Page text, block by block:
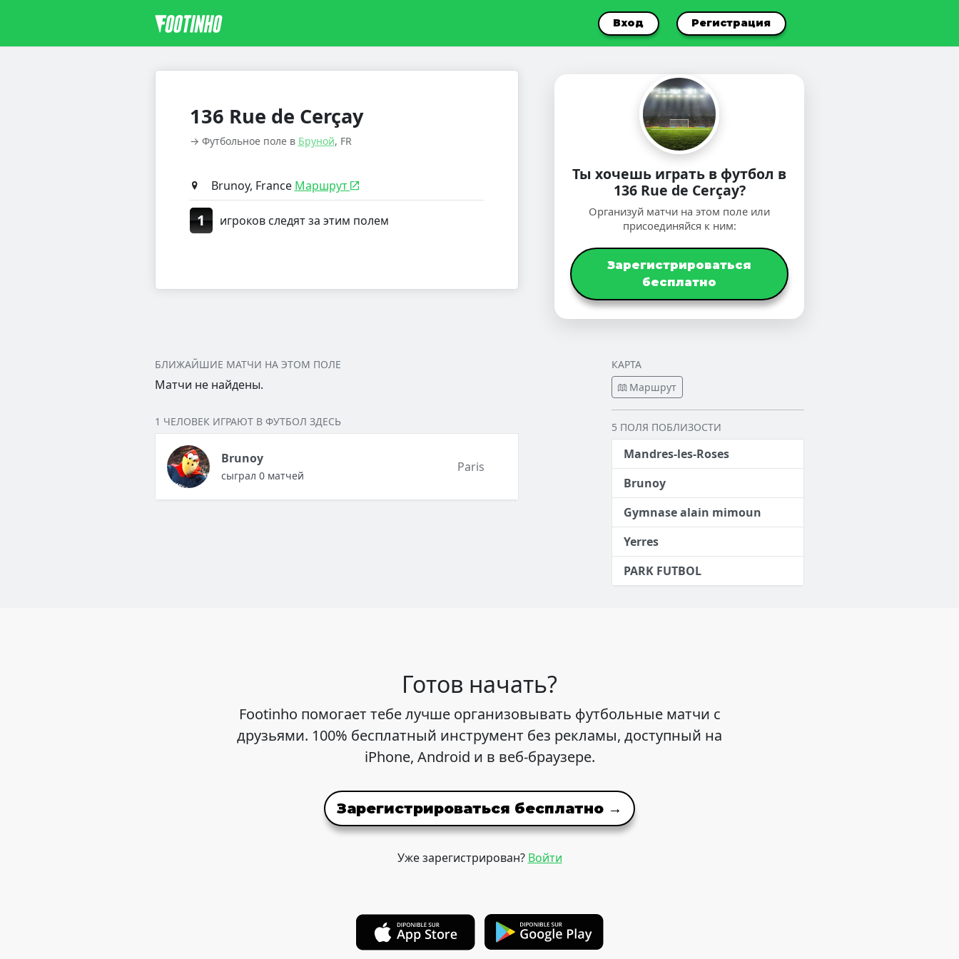
Вход Регистрация
136 Rue de Cerçay
→ Футбольное поле в Бруной, FR
Brunoy, France Маршрут
1 игроков следят за этим полем
Ты хочешь играть в футбол в
136 Rue de Cerçay?
Организуй матчи на этом поле или
присоединяйся к ним:
Зарегистрироваться
бесплатно
БЛИЖАЙШИЕ МАТЧИ НА ЭТОМ ПОЛЕ
Матчи не найдены.
1 ЧЕЛОВЕК ИГРАЮТ В ФУТБОЛ ЗДЕСЬ
Brunoy
сыграл 0 матчей
Paris
КАРТА
Маршрут
5 ПОЛЯ ПОБЛИЗОСТИ
Mandres-les-Roses
Brunoy
Gymnase alain mimoun
Yerres
PARK FUTBOL
Готов начать?
Footinho помогает тебе лучше организовывать футбольные матчи с
друзьями. 100% бесплатный инструмент без рекламы, доступный на
iPhone, Android и в веб-браузере.
Зарегистрироваться бесплатно →
Уже зарегистрирован? Войти